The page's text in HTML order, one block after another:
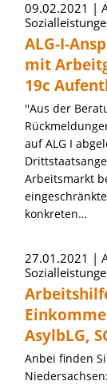
09.02.2021
ALG-I-
mit
19c
''Aus der
auf ALG I
Arbeitsmarkt
konkreten…
27.01.2021
AsylbLG,
Anbei finden